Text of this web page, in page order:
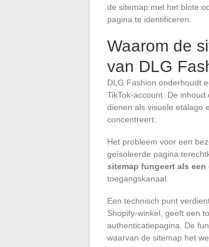
de sitemap met het blote
pagina te identificeren.
Waarom de
van DLG
DLG Fashion onderhoudt
TikTok-account. De
dienen als visuele etalage
concentreert.
Het probleem voor een
geïsoleerde pagina
sitemap fungeert als een
toegangskanaal.
Een technisch punt
Shopify-winkel, geeft een
authenticatiepagina. De
waarvan de sitemap het